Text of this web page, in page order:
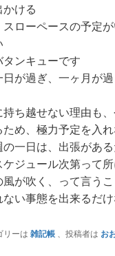
ける
ローペースの予定
ンキューです
が過ぎ、一ヶ月が
ち越せない理由も
め、極力予定を入
の一日は、出張があ
ジュール次第って所
が吹く、って言う
い事態を出来るだ
リーは 雑記帳 、投稿者は お